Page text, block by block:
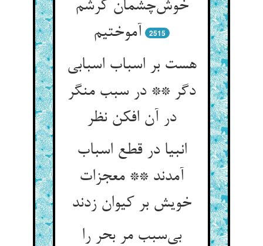
خوش‌چشمان کرشم
آموختیم
2515
هست بر اسباب اسبابی
دگر ** در سبب منگر
در آن افکن نظر
انبیا در قطع اسباب
آمدند ** معجزات
خویش بر کیوان زدند
بی‌سبب مر بحر را